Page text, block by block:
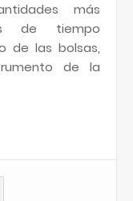
más
de tiempo
de las bolsas,
de la